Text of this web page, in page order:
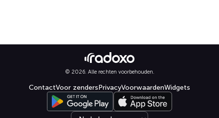
© 2026. Alle rechten voorbehouden.
ContactVoor zendersPrivacyVoorwaardenWidgets
Select language